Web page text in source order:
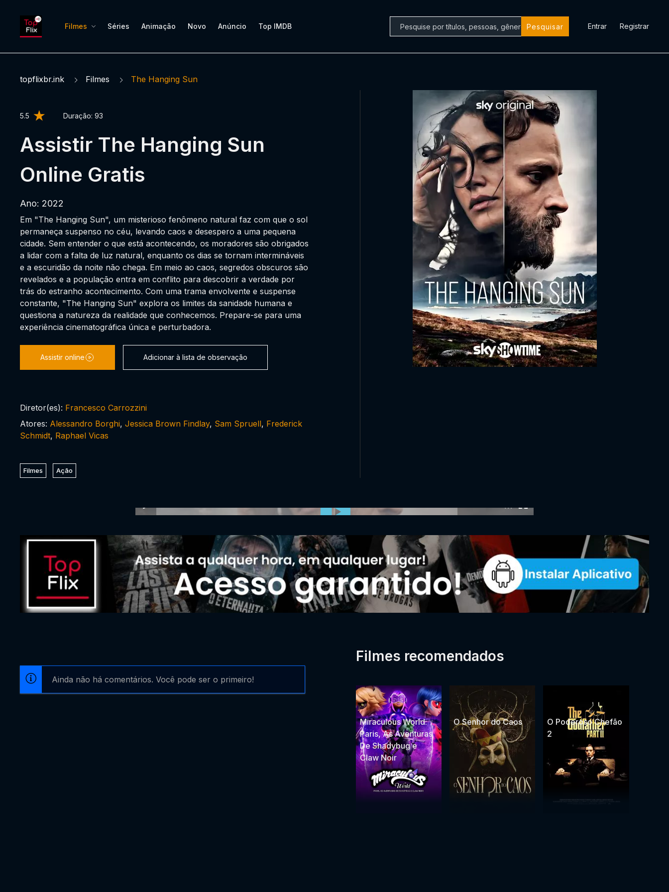
Filmes Séries Animação Novo Anúncio Top IMDB Pesquisar Entrar Registrar
topflixbr.ink Filmes The Hanging Sun
5.5 Duração: 93
Assistir The Hanging Sun
Online Gratis
Ano: 2022
Em "The Hanging Sun", um misterioso fenômeno natural faz com que o sol
permaneça suspenso no céu, levando caos e desespero a uma pequena
cidade. Sem entender o que está acontecendo, os moradores são obrigados
a lidar com a falta de luz natural, enquanto os dias se tornam intermináveis
e a escuridão da noite não chega. Em meio ao caos, segredos obscuros são
revelados e a população entra em conflito para descobrir a verdade por
trás do estranho acontecimento. Com uma trama envolvente e suspense
constante, "The Hanging Sun" explora os limites da sanidade humana e
questiona a natureza da realidade que conhecemos. Prepare-se para uma
experiência cinematográfica única e perturbadora.
Assistir online Adicionar à lista de observação
Diretor(es): Francesco Carrozzini
Atores: Alessandro Borghi, Jessica Brown Findlay, Sam Spruell, Frederick
Schmidt, Raphael Vicas
Filmes Ação
Ainda não há comentários. Você pode ser o primeiro!
Filmes recomendados
Miraculous World:
Paris, As Aventuras
De Shadybug e
Claw Noir
O Senhor do Caos
O Poderoso Chefão
2